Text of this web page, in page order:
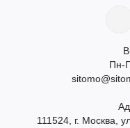
Пн-
111524, г. Москва,